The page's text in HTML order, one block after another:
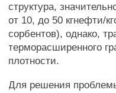
структура,
от 10, до 50 кгнефти/
сорбентов), однако,
терморасширенного
плотности.
Для решения